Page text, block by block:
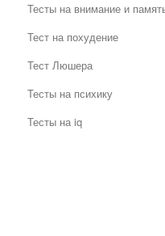
Тесты на внимание и
Тест на похудение
Тест Люшера
Тесты на психику
Тесты на iq